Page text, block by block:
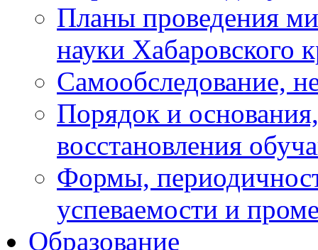
Планы проведения
науки Хабаровского
Самообследование,
Порядок и
восстановления
Формы,
успеваемости и
Образование